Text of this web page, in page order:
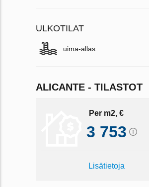
ULKOTILAT
uima-allas
ALICANTE - TILASTOT
Per m2, €
3 753
Lisätietoja